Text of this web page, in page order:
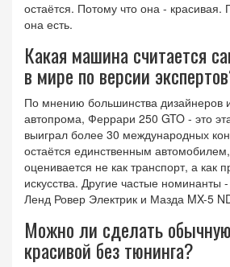
остаётся. Потому что она - красивая.
она есть.
Какая машина считается
в мире по версии
По мнению большинства дизайнеров
автопрома, Феррари 250 GTO - это
выиграл более 30 международных
остаётся единственным
оценивается не как транспорт, а как
искусства. Другие частые
Ленд Ровер Электрик и Мазда MX-5
Можно ли сделать
красивой без тюнинга?